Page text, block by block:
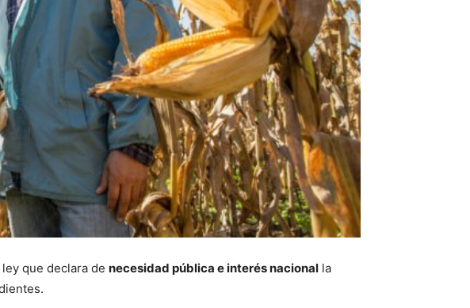
que declara de necesidad pública e interés nacional la